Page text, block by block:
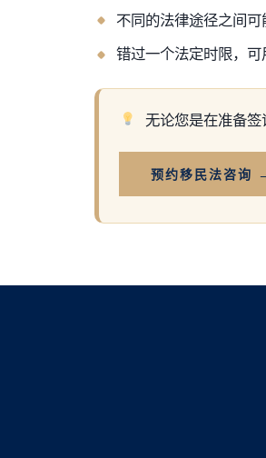
不同的法律途径之间可
错过一个法定时限，可
无论您是在准备签
预约移民法咨询